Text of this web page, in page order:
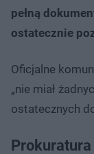
pełną
ostatecznie
Oficjalne
„nie miał
ostatecznych